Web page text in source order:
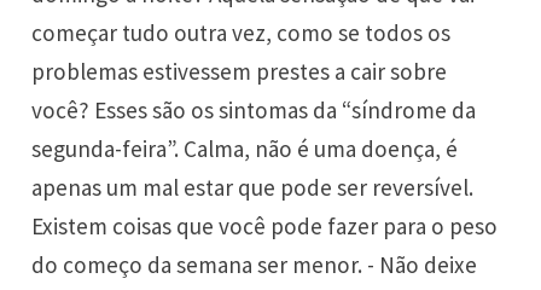
começar tudo outra vez, como se todos os
problemas estivessem prestes a cair sobre
você? Esses são os sintomas da “síndrome da
segunda-feira”. Calma, não é uma doença, é
apenas um mal estar que pode ser reversível.
Existem coisas que você pode fazer para o peso
do começo da semana ser menor. - Não deixe